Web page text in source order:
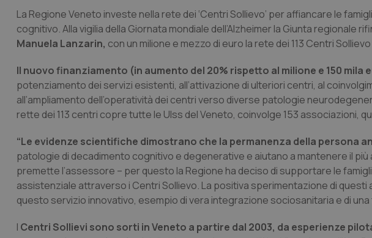
La Regione Veneto investe nella rete dei ‘Centri Sollievo’ per affiancare le
cognitivo. Alla vigilia della Giornata mondiale dell’Alzheimer la Giunta regionale
Manuela Lanzarin, con un milione e mezzo di euro la rete dei 113 Centri
Il nuovo finanziamento (in aumento del 20% rispetto al milione e 150
potenziamento dei servizi esistenti, all’attivazione di ulteriori centri, al
all’ampliamento dell’operatività dei centri verso diverse patologie
rette dei 113 centri copre tutte le Ulss del Veneto, coinvolge 153 associazioni,
“Le evidenze scientifiche dimostrano che la permanenza della persona
patologie di decadimento cognitivo e degenerative e aiutano a mantenere il più
premette l’assessore – per questo la Regione ha deciso di supportare le
assistenziale attraverso i Centri Sollievo. La positiva sperimentazione di
questo servizio innovativo, esempio di vera integrazione sociosanitaria e di
I Centri Sollievi sono sorti in Veneto a partire dal 2003, da esperienze